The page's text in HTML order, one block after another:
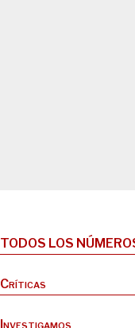
TODOS LOS
Críticas
Investigamos